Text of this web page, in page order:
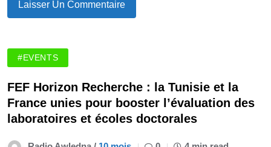
#EVENTS
FEF Horizon Recherche : la Tunisie et la
France unies pour booster l’évaluation des
laboratoires et écoles doctorales